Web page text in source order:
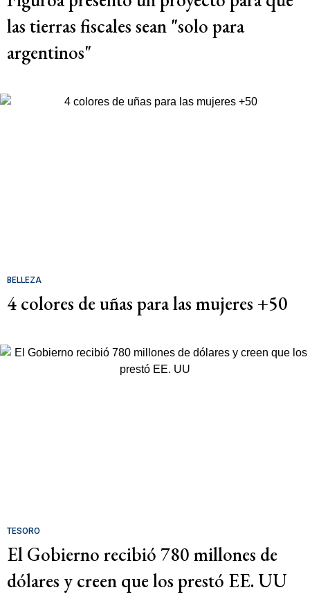
las tierras fiscales sean "solo para
argentinos"
BELLEZA
4 colores de uñas para las mujeres +50
TESORO
El Gobierno recibió 780 millones de
dólares y creen que los prestó EE. UU